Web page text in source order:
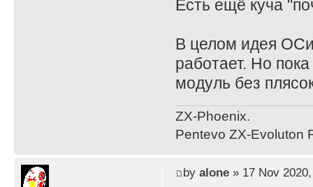
Есть ещё куча
В целом идея
работает. Но
модуль без
ZX-Phoenix.
Pentevo ZX-Evoluton
by alone» 17 Nov